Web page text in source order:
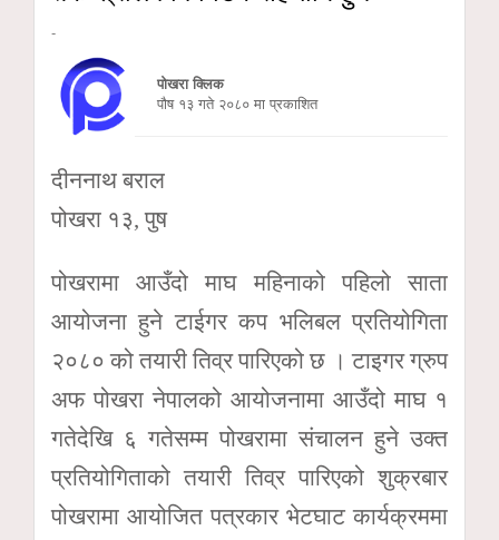
-
पोखरा क्लिक
पौष १३ गते २०८० मा प्रकाशित
दीननाथ बराल
पोखरा १३, पुष
पोखरामा आउँदो माघ महिनाको पहिलो साता
आयोजना हुने टाईगर कप भलिबल प्रतियोगिता
२०८० को तयारी तिव्र पारिएको छ । टाइगर ग्रुप
अफ पोखरा नेपालको आयोजनामा आउँदो माघ १
गतेदेखि ६ गतेसम्म पोखरामा संचालन हुने उक्त
प्रतियोगिताको तयारी तिव्र पारिएको शुक्रबार
पोखरामा आयोजित पत्रकार भेटघाट कार्यक्रममा